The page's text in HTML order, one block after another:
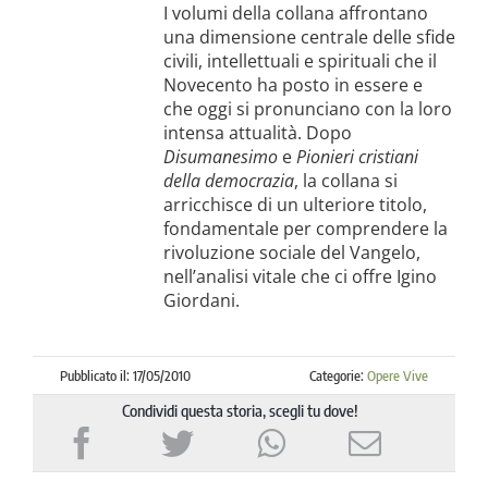
I volumi della collana affrontano
una dimensione centrale delle sfide
civili, intellettuali e spirituali che il
Novecento ha posto in essere e
che oggi si pronunciano con la loro
intensa attualità. Dopo
Disumanesimo ePionieri cristiani
della democrazia, la collana si
arricchisce di un ulteriore titolo,
fondamentale per comprendere la
rivoluzione sociale del Vangelo,
nell’analisi vitale che ci offre Igino
Giordani.
Pubblicato il: 17/05/2010 Categorie:Opere Vive
Condividi questa storia, scegli tu dove!